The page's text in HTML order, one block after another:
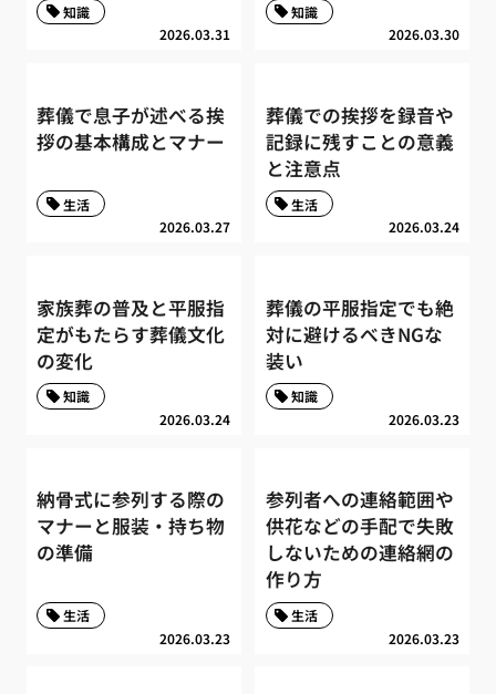
2026.03.31
知識
2026.03.30
知識
葬儀で息子が述べる挨
拶の基本構成とマナー
2026.03.27
生活
葬儀での挨拶を録音や
記録に残すことの意義
と注意点
2026.03.24
生活
家族葬の普及と平服指
定がもたらす葬儀文化
の変化
2026.03.24
知識
葬儀の平服指定でも絶
対に避けるべきNGな
装い
2026.03.23
知識
納骨式に参列する際の
マナーと服装・持ち物
の準備
2026.03.23
生活
参列者への連絡範囲や
供花などの手配で失敗
しないための連絡網の
作り方
2026.03.23
生活